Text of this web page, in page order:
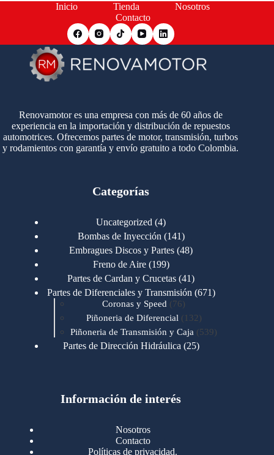
Inicio Tienda
Nosotros
Contacto
Renovamotor es una empresa con más de 60 años de
experiencia en la importación y distribución de repuestos
automotrices. Ofrecemos partes de motor, transmisión, turbos
y rodamientos con garantía y envío gratuito a todo Colombia.
Categorías
Uncategorized 44
productos
Bombas de Inyección 141141
productos
Embragues Discos y Partes 4848
Freno de Aire 199199
productos
Partes de Cardan y Crucetas 4141
productos
Partes de Diferenciales y Transmisión 671671
Coronas y Speed 7676
productos
Piñoneria de Diferencial 132 132
productos
Piñoneria de Transmisión y Caja 539539
Partes de Dirección Hidráulica 2525
Motores Cummins 723
Cummins B/C 855
Cummins ISF
Información de interés
Nosotros
Contacto
Políticas de privacidad.